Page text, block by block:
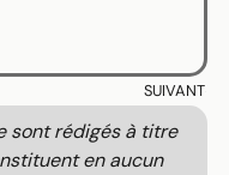
SUIVANT
sont rédigés à titre
en aucun